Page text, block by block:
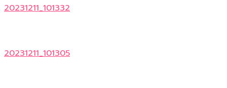
20231211_101332
20231211_101305